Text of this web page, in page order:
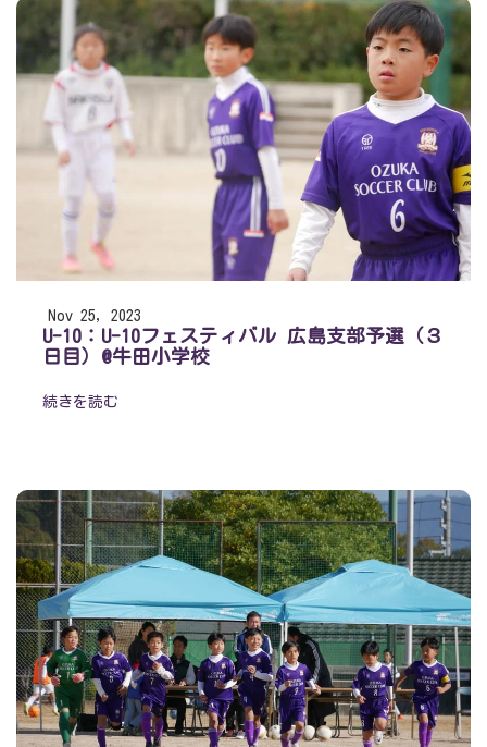
Nov 25, 2023
U-10：U-10フェスティバル 広島支部予選（３
日目）@牛田小学校
続きを読む